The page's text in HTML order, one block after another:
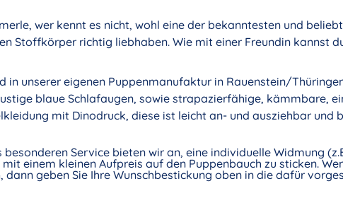
wer kennt es nicht, wohl eine der bekanntesten und
Stoffkörper richtig liebhaben. Wie mit einer Freundin kannst
in unserer eigenen Puppenmanufaktur in Rauenstein/
blaue Schlafaugen, sowie strapazierfähige, kämmbare,
mit Dinodruck, diese ist leicht an- und ausziehbar und
besonderen Service bieten wir an, eine individuelle Widmung
einem kleinen Aufpreis auf den Puppenbauch zu sticken.
dann geben Sie Ihre Wunschbestickung oben in die dafür